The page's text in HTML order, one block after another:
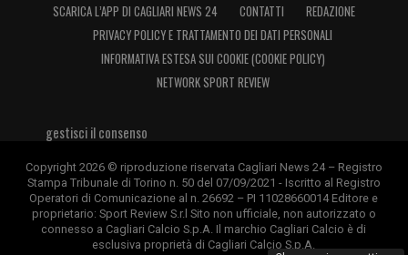
SCARICA L’APP DI CAGLIARI NEWS 24 CONTATTI
REDAZIONE
PRIVACY POLICY E TRATTAMENTO DEI DATI PERSONALI
INFORMATIVA ESTESA SUI COOKIE (COOKIE POLICY)
NETWORK SPORT REVIEW
gestisci il consenso
Copyright 2026 © riproduzione riservata Cagliari News 24 – Registro
Stampa Tribunale di Torino n. 50 del 07/09/2021 - Iscritto al Registro
Operatori di Comunicazione al n. 26692 – PI 11028660014 Editore e
proprietario: Sport Review S.r.l Sito non ufficiale, non autorizzato o
connesso a Cagliari Calcio S.p.A. Il marchio Cagliari Calcio è di
esclusiva proprietà di Cagliari Calcio S.p.A.